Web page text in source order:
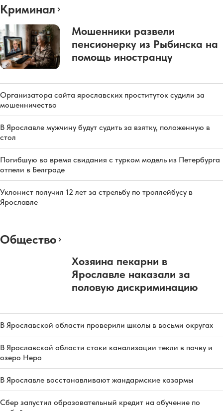
Криминал
Мошенники развели
пенсионерку из Рыбинска на
помощь иностранцу
Организатора сайта ярославских проституток судили за
мошенничество
В Ярославле мужчину будут судить за взятку, положенную в
стол
Погибшую во время свидания с турком модель из Петербурга
отпели в Белграде
Уклонист получил 12 лет за стрельбу по троллейбусу в
Ярославле
Общество
Хозяина пекарни в
Ярославле наказали за
половую дискриминацию
В Ярославской области проверили школы в восьми округах
В Ярославской области стоки канализации текли в почву и
озеро Неро
В Ярославле восстанавливают жандармские казармы
Сбер запустил образовательный кредит на обучение по